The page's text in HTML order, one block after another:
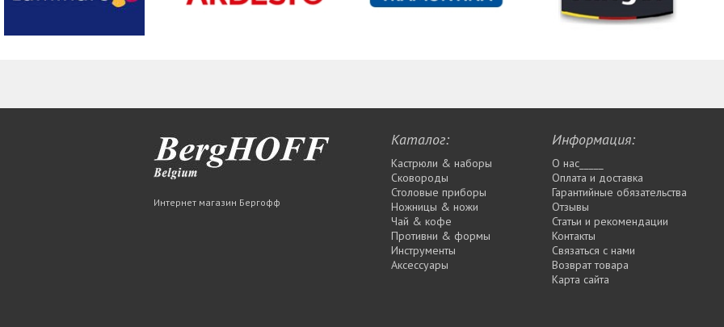
Интернет магазин Бергофф
Каталог:
Кастрюли & наборы
Сковороды
Столовые приборы
Ножницы & ножи
Чай & кофе
Противни & формы
Инструменты
Аксессуары
Информация:
О нас_____
Оплата и доставка
Гарантийные обязательства
Отзывы
Статьи и рекомендации
Контакты
Связаться с нами
Возврат товара
Карта сайта